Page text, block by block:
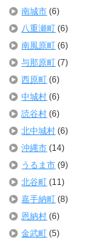
南城市 (6)
八重瀬町 (6)
南風原町 (6)
与那原町 (7)
西原町 (6)
中城村 (6)
読谷村 (6)
北中城村 (6)
沖縄市 (14)
うるま市 (9)
北谷町 (11)
嘉手納町 (8)
恩納村 (6)
金武町 (5)